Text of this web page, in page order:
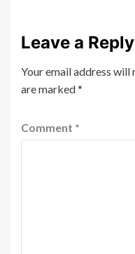
Leave a Reply
Your email address will
are marked*
Comment *